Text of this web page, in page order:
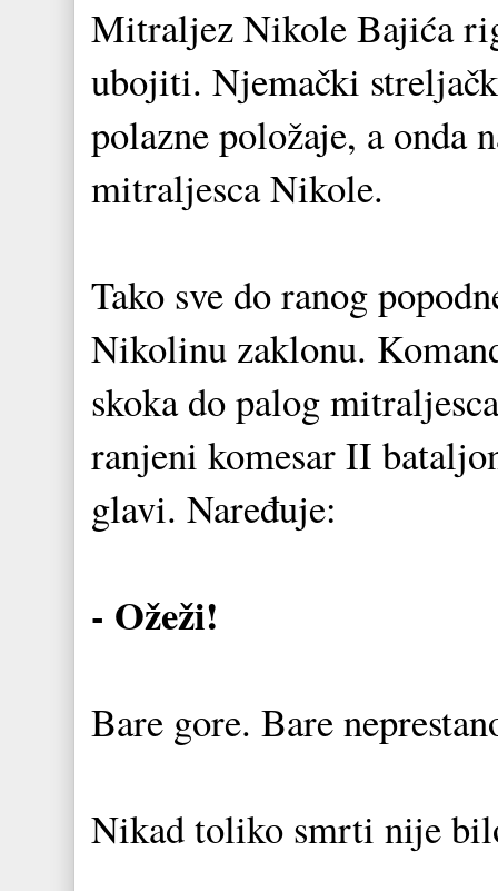
Mitraljez Nikole Bajića
ubojiti. Njemački
polazne položaje, a onda
mitraljesca Nikole.
Tako sve do ranog
Nikolinu zaklonu.
skoka do palog
ranjeni komesar II
glavi. Naređuje:
- Ožeži!
Bare gore. Bare
Nikad toliko smrti nije